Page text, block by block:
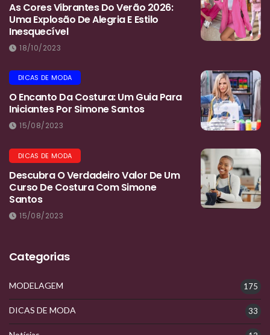
As Cores Vibrantes Do Verão 2026:
Uma Explosão De Alegria E Estilo
Inesquecível
18/10/2023
DICAS DE MODA
O Encanto Da Costura: Um Guia Para
Iniciantes Por Simone Santos
15/08/2023
DICAS DE MODA
Descubra O Verdadeiro Valor De Um
Curso De Costura Com Simone
Santos
15/08/2023
Categorias
MODELAGEM 175
DICAS DE MODA 33